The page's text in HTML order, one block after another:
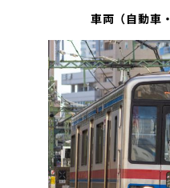
車両（自動車